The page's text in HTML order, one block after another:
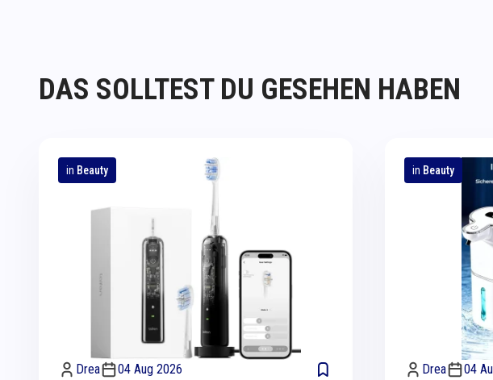
DAS SOLLTEST DU GESEHEN HABEN
in Beauty
Drea 04 Aug 2026
in Beauty
Drea 04